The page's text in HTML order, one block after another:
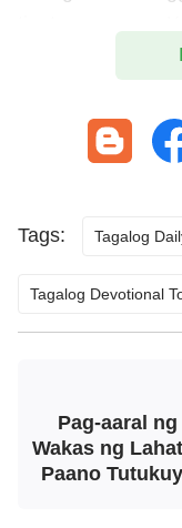
nang madalas sa
ng Diyos at
magagawa
bagay. Sa gayon
Kung magagawa
Tags: Tagalog
Tagalog Devotional
Pag-aaral
Wakas ng
Paano